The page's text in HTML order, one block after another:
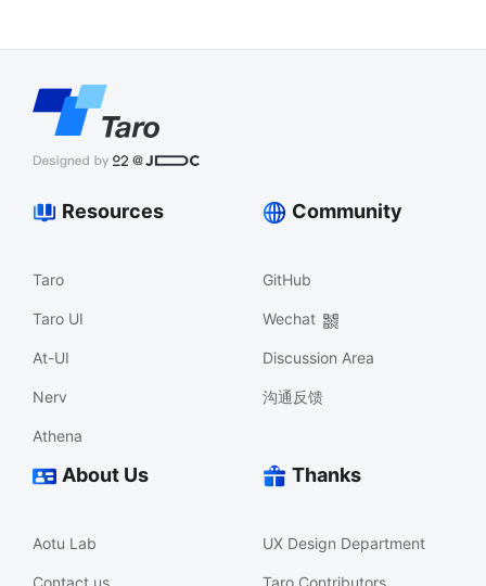
Resources
Taro
Taro UI
At-UI
Nerv
Athena
Community
GitHub
Wechat
Discussion Area
沟通反馈
About Us
Aotu Lab
Thanks
UX Design Department